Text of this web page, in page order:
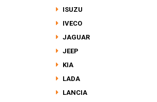
ISUZU
IVECO
JAGUAR
JEEP
KIA
LADA
LANCIA